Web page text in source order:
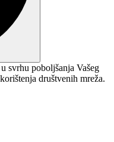
svrhu poboljšanja Vašeg
društvenih mreža.